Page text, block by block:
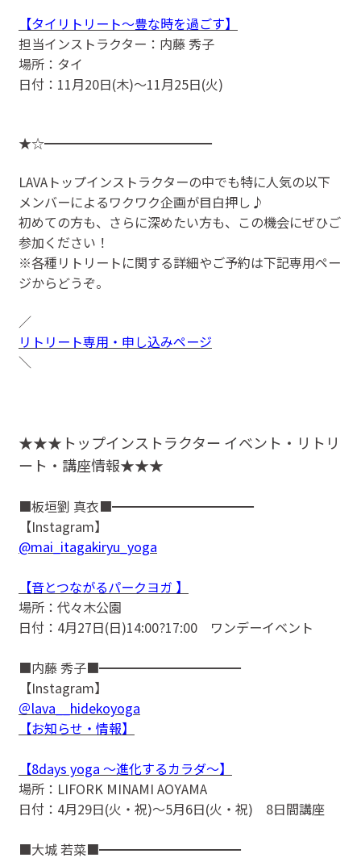
【タイリトリート〜豊な時を過ごす】
担当インストラクター：内藤 秀子
場所：タイ
日付：11月20日(木)〜11月25日(火)
★☆━━━━━━━━━━━━━
LAVAトップインストラクターの中でも特に人気の以下
メンバーによるワクワク企画が目白押し♪
初めての方も、さらに深めたい方も、この機会にぜひご
参加ください！
※各種リトリートに関する詳細やご予約は下記専用ペー
ジからどうぞ。
／
リトリート専用・申し込みページ
＼
★★★トップインストラクター イベント・リトリ
ート・講座情報★★★
■板垣劉 真衣■━━━━━━━━━━━
【Instagram】
@mai_itagakiryu_yoga
【音とつながるパークヨガ 】
場所：代々木公園
日付：4月27日(日)14:00?17:00 ワンデーイベント
■内藤 秀子■━━━━━━━━━━━
【Instagram】
＠lava__hidekoyoga
【お知らせ・情報】
【8days yoga 〜進化するカラダ〜】
場所：LIFORK MINAMI AOYAMA
日付：4月29日(火・祝)〜5月6日(火・祝) 8日間講座
■大城 若菜■━━━━━━━━━━━